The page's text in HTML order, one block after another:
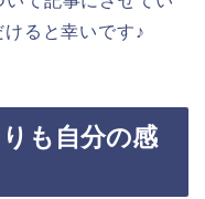
ると幸いです♪
も自分の感